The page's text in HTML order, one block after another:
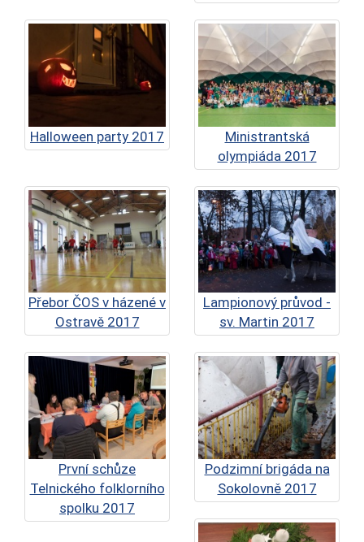
Halloween party 2017
Ministrantská
olympiáda 2017
Přebor ČOS v házené v
Ostravě 2017
Lampionový průvod -
sv. Martin 2017
První schůze
Telnického folklorního
spolku 2017
Podzimní brigáda na
Sokolovně 2017